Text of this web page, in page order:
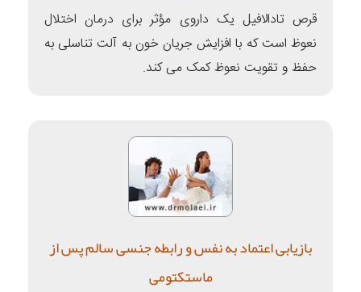
قرص تادالافیل یک داروی مؤثر برای درمان اختلال
نعوظ است که با افزایش جریان خون به آلت تناسلی به
حفظ و تقویت نعوظ کمک می کند.
بازیابی اعتماد به نفس و رابطه جنسی سالم پس از
ماستکتومی